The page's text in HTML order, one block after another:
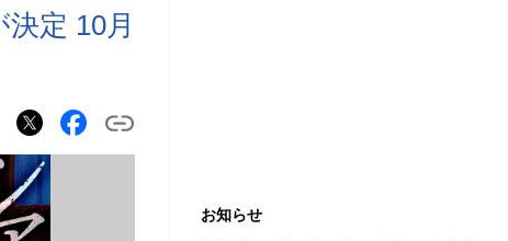
定 10月
お知らせ